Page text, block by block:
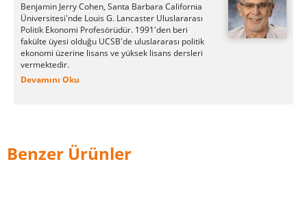
Benjamin Jerry Cohen, Santa Barbara California
Üniversitesi'nde Louis G. Lancaster Uluslararası
Politik Ekonomi Profesörüdür. 1991'den beri
fakülte üyesi olduğu UCSB'de uluslararası politik
ekonomi üzerine lisans ve yüksek lisans dersleri
vermektedir.
Devamını Oku
Benzer Ürünler